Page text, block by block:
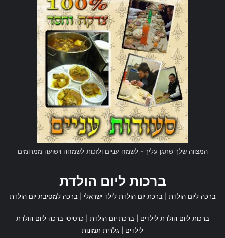
המצווה שלך שתגן עליך - לשמח עניים ולזכות לשמחה וישועה ממרומים
ברכות ליום הולדת
ברכה ליום הולדת ברכת יום הולדת לילד ישראלי ברכה למסיבת יום הולדת
ברכות ליום הולדת לילדים ברכת יום הולדת
כרטיסי ברכה ליום הולדת
לילדים
גלרית תמונות